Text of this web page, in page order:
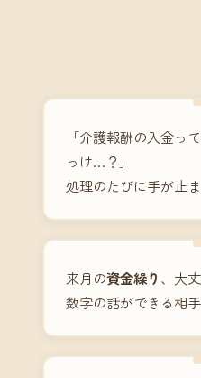
「介護報酬の入金っ
っけ…？」
処理のたびに手が止
来月の資金繰り 、大
数字の話ができる相